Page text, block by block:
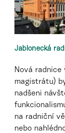
Jablonecká
Nová radnice
magistrátu)
nadšeni
na radniční
nebo